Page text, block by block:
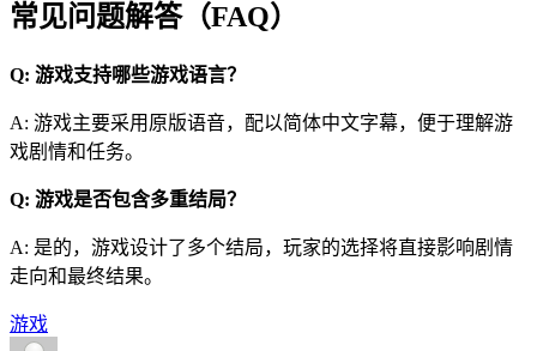
常见问题解答（FAQ）
Q: 游戏支持哪些游戏语言？
A: 游戏主要采用原版语音，配以简体中文字幕，便于理解游
戏剧情和任务。
Q: 游戏是否包含多重结局？
A: 是的，游戏设计了多个结局，玩家的选择将直接影响剧情
走向和最终结果。
游戏